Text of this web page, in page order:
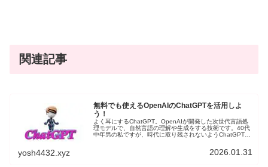
関連記事
無料でも使えるOpenAIのChatGPTを活用しよ
う！
よく耳にするChatGPT。OpenAIが開発した次世代言語処
理モデルで、自然言語の理解や生成をする技術です。40代
中年男の私ですが、時代に取り残されないようChatGPTを
o3-mini」で、無料ユーザーも使用できます。
yosh4432.xyz 2026.01.31